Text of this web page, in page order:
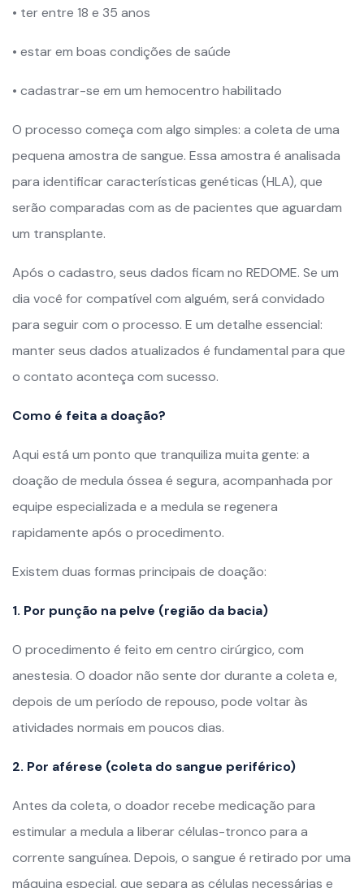
• ter entre 18 e 35 anos
• estar em boas condições de saúde
• cadastrar-se em um hemocentro habilitado
O processo começa com algo simples: a coleta de uma
pequena amostra de sangue. Essa amostra é analisada
para identificar características genéticas (HLA), que
serão comparadas com as de pacientes que aguardam
um transplante.
Após o cadastro, seus dados ficam no REDOME. Se um
dia você for compatível com alguém, será convidado
para seguir com o processo. E um detalhe essencial:
manter seus dados atualizados é fundamental para que
o contato aconteça com sucesso.
Como é feita a doação?
Aqui está um ponto que tranquiliza muita gente: a
doação de medula óssea é segura, acompanhada por
equipe especializada e a medula se regenera
rapidamente após o procedimento.
Existem duas formas principais de doação:
1. Por punção na pelve (região da bacia)
O procedimento é feito em centro cirúrgico, com
anestesia. O doador não sente dor durante a coleta e,
depois de um período de repouso, pode voltar às
atividades normais em poucos dias.
2. Por aférese (coleta do sangue periférico)
Antes da coleta, o doador recebe medicação para
estimular a medula a liberar células-tronco para a
corrente sanguínea. Depois, o sangue é retirado por uma
máquina especial, que separa as células necessárias e